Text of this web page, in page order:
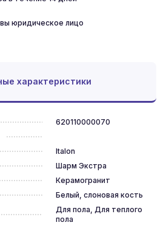
юридическое лицо
характеристики
620110000070
Italon
Шарм Экстра
Керамогранит
Белый, слоновая кость
Для пола, Для теплого
пола